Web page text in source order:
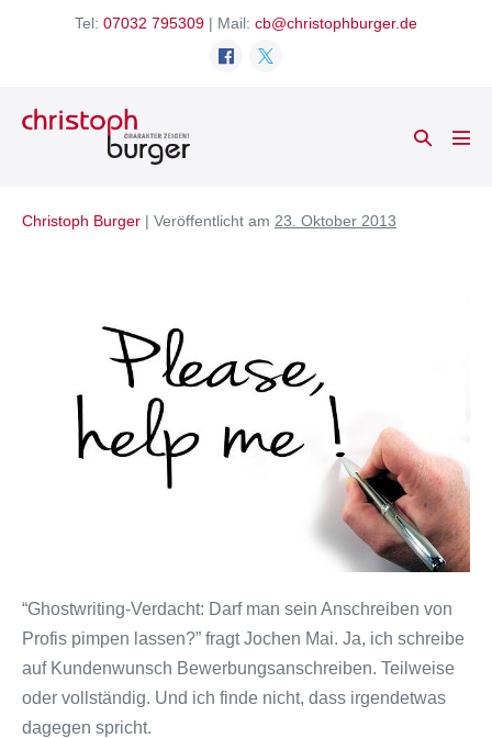
Tel: 07032 795309 | Mail: cb@christophburger.de
Suche-
Christoph Burger | Veröffentlicht am 23. Oktober 2013
“Ghostwriting-Verdacht: Darf man sein Anschreiben von
Profis pimpen lassen?” fragt Jochen Mai. Ja, ich schreibe
auf Kundenwunsch Bewerbungsanschreiben. Teilweise
oder vollständig. Und ich finde nicht, dass irgendetwas
dagegen spricht.